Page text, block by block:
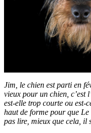
Jim, le chien est parti en
vieux pour un chien, c’est
est-elle trop courte ou est-
haut de forme pour que
pas lire, mieux que cela, il